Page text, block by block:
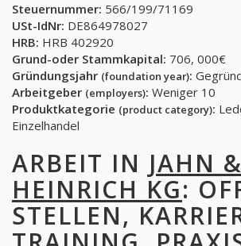
Steuernummer: 566/199/71169
USt-IdNr: DE864978027
HRB: HRB 402920
Grund-oder Stammkapital: 706, 000€
Gründungsjahr (foundation year):
Arbeitgeber (employers): Weniger 10
Produktkategorie (product category):
Einzelhandel
ARBEIT IN JAHN &
HEINRICH KG:
STELLEN,